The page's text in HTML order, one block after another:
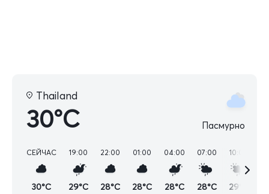
Thailand
30°C Пасмурно
СЕЙЧАС
30°C
19:00
29°C
22:00
28°C
01:00
28°C
04:00
28°C
07:00
28°C
10:00
29°C